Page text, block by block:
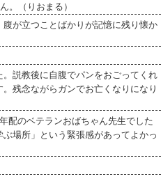
。（りおまる）
が立つことばかりが記憶に残り懐か
説教後に自腹でパンをおごってくれ
残念ながらガンでお亡くなりになり
配のベテランおばちゃん先生でした
場所」という緊張感があってよかっ